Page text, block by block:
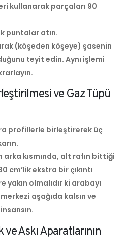
kullanarak parçaları 90
puntalar atın.
(köşeden köşeye) şasenin
teyit edin. Aynı işlemi
ve Gaz Tüpü
profillerle birleştirerek üç
arka kısmında, alt rafın bittiği
cm’lik ekstra bir çıkıntı
yakın olmalıdır ki arabayı
aşağıda kalsın ve
Askı Aparatlarının